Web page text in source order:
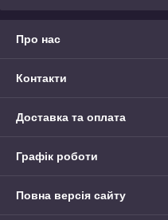
Про нас
Контакти
Доставка та оплата
Графік роботи
Повна версія сайту